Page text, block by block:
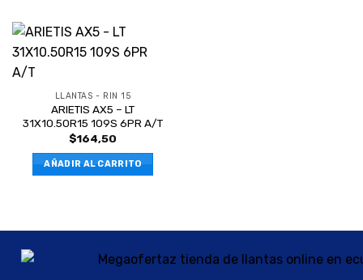
LLANTAS - RIN 15
ARIETIS AX5 – LT
31X10.50R15 109S 6PR A/T
$164,50
AÑADIR AL CARRITO